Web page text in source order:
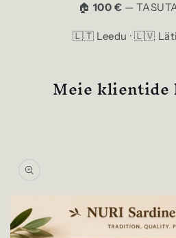
🏠 100 € —
🇱🇹 Leedu · 🇱🇻
Meie
vahele